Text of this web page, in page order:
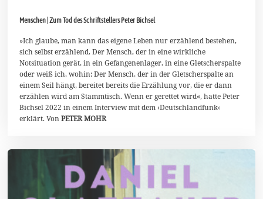
M
r
z
2
0
2
5
Menschen | Zum Tod des Schriftstellers Peter Bichsel
»Ich glaube, man kann das eigene Leben nur erzählend bestehen,
sich selbst erzählend. Der Mensch, der in eine wirkliche
Notsituation gerät, in ein Gefangenenlager, in eine Gletscherspalte
oder weiß ich, wohin: Der Mensch, der in der Gletscherspalte an
einem Seil hängt, bereitet bereits die Erzählung vor, die er dann
erzählen wird am Stammtisch. Wenn er gerettet wird«, hatte Peter
Bichsel 2022 in einem Interview mit dem ›Deutschlandfunk‹
erklärt. VonPETER MOHR